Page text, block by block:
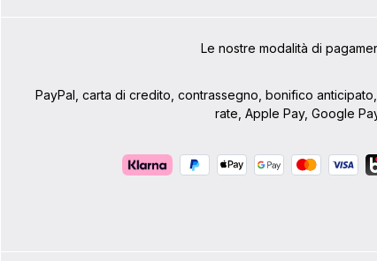
Le nostre modalità di
PayPal, carta di credito, contrassegno, bonifico
rate, Apple Pay, Google